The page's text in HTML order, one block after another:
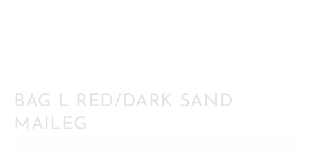
BAG L RED/DARK SAND
MAILEG